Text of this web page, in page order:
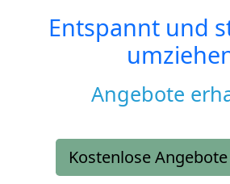
Entspannt und
Angebote
Kostenlose